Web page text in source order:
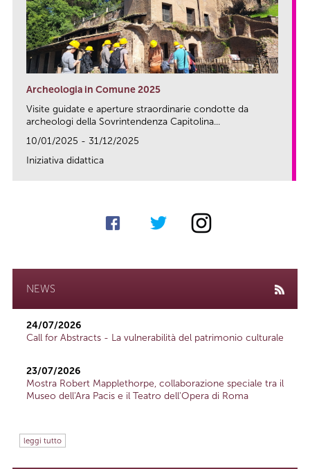
Archeologia in Comune 2025
Visite guidate e aperture straordinarie condotte da
archeologi della Sovrintendenza Capitolina...
10/01/2025 - 31/12/2025
Iniziativa didattica
NEWS
24/07/2026
Call for Abstracts - La vulnerabilità del patrimonio culturale
23/07/2026
Mostra Robert Mapplethorpe, collaborazione speciale tra il
Museo dell'Ara Pacis e il Teatro dell'Opera di Roma
leggi tutto